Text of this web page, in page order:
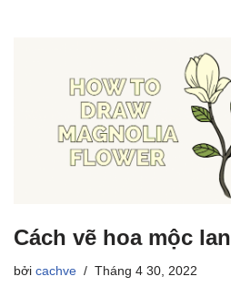
Cách vẽ hoa mộc lan
bởi cachve Tháng 4 30, 2022